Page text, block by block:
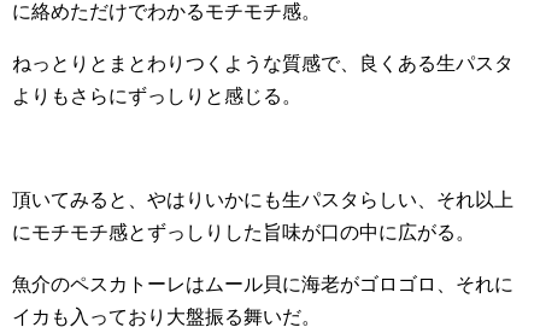
に絡めただけでわかるモチモチ感。
ねっとりとまとわりつくような質感で、良くある生パスタ
よりもさらにずっしりと感じる。
頂いてみると、やはりいかにも生パスタらしい、それ以上
にモチモチ感とずっしりした旨味が口の中に広がる。
魚介のペスカトーレはムール貝に海老がゴロゴロ、それに
イカも入っており大盤振る舞いだ。